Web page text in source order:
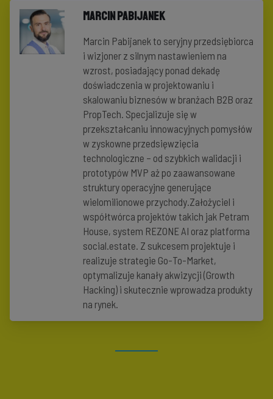
Marcin Pabijanek
Marcin Pabijanek to seryjny przedsiębiorca
i wizjoner z silnym nastawieniem na
wzrost, posiadający ponad dekadę
doświadczenia w projektowaniu i
skalowaniu biznesów w branżach B2B oraz
PropTech. Specjalizuje się w
przekształcaniu innowacyjnych pomysłów
w zyskowne przedsięwzięcia
technologiczne – od szybkich walidacji i
prototypów MVP aż po zaawansowane
struktury operacyjne generujące
wielomilionowe przychody.Założyciel i
współtwórca projektów takich jak Petram
House, system REZONE AI oraz platforma
social.estate. Z sukcesem projektuje i
realizuje strategie Go-To-Market,
optymalizuje kanały akwizycji (Growth
Hacking) i skutecznie wprowadza produkty
na rynek.